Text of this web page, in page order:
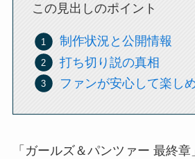
この見出しのポイント
制作状況と公開情報
打ち切り説の真相
ファンが安心して楽し
「ガールズ＆パンツァー 最終